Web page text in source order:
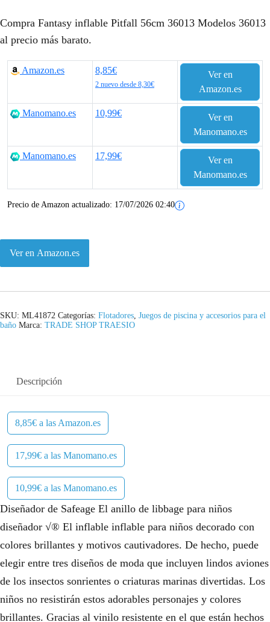
Compra Fantasy inflable Pitfall 56cm 36013 Modelos 36013
al precio más barato.
Amazon.es 8,85€
2 nuevo desde 8,30€
Ver en
Amazon.es
Manomano.es 10,99€
Ver en
Manomano.es
Manomano.es 17,99€
Ver en
Manomano.es
Precio de Amazon actualizado: 17/07/2026 02:40
Ver en Amazon.es
SKU: ML41872 Categorías: Flotadores, Juegos de piscina y accesorios para el
baño Marca: TRADE SHOP TRAESIO
Descripción
8,85€ a las Amazon.es
17,99€ a las Manomano.es
10,99€ a las Manomano.es
Diseñador de Safeage El anillo de libbage para niños
diseñador √® El inflable inflable para niños decorado con
colores brillantes y motivos cautivadores. De hecho, puede
elegir entre tres diseños de moda que incluyen lindos aviones
de los insectos sonrientes o criaturas marinas divertidas. Los
niños no resistirán estos adorables personajes y colores
brillantes. Gracias al vinilo resistente en el que están hechos